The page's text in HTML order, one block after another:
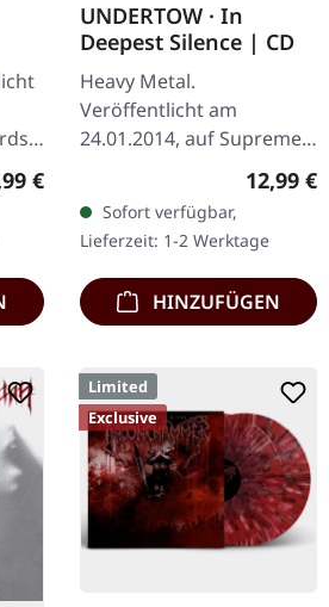
Preis:
€
UNDERTOW · In
Deepest Silence | CD
Heavy Metal.
Veröffentlicht am
24.01.2014, auf Supreme
Chaos Records. CD im
Jewelcase. Heavy wie
Hölle und dennoch
abwechslungsreich. Das
neue Album…
12,99 €
Sofort verfügbar,
Lieferzeit: 1-2 Werktage
HINZUFÜGEN
Limited
Exclusive